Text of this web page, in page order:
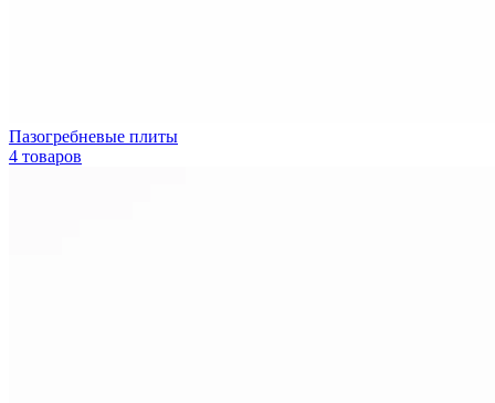
Пазогребневые плиты
4 товаров